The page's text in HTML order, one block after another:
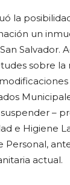
la
un
Salvador.
sobre la
–
e Higiene
Personal,
actual.